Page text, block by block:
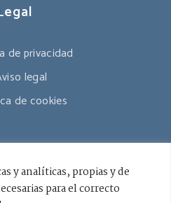
y analíticas, propias y de
para el correcto
de privacidad
legal
de cookies